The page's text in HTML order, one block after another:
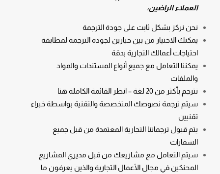
العملاء الراضين:
نحن نركز بشكل ثابت على جودة الترجمة
يمكنك الاختيار من بين خيارين لجودة الترجمة لمطابقة
احتياجات أعمالك التجارية بدقة
يمكننا التعامل مع جميع أنواع المستندات والمواد
والملفات
نترجم بأكثر من 20 لغة – انظر القائمة الكاملة هنا
سيتم ترجمة نصوصك المتخصصة والتقنية بواسطة خبراء
تقنيين
يتم قبول ترجماتنا التجارية المعتمدة من قبل جميع
السفارات
سيتم التعامل مع مشاريعك من قبل مديري المشاريع
المحنكين في مجال الأعمال التجارية والذين يعرفون ما